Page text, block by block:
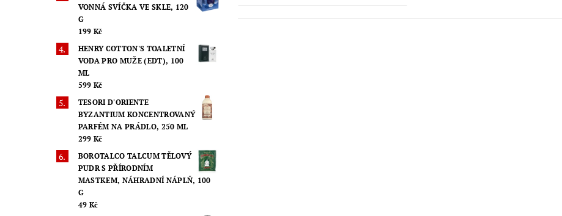
VONNÁ SVÍČKA VE SKLE, 120
G
199 Kč
HENRY COTTON'S TOALETNÍ
VODA PRO MUŽE (EDT), 100
ML
599 Kč
TESORI D'ORIENTE
BYZANTIUM KONCENTROVANÝ
PARFÉM NA PRÁDLO, 250 ML
299 Kč
BOROTALCO TALCUM TĚLOVÝ
PUDR S PŘÍRODNÍM
MASTKEM, NÁHRADNÍ NÁPLŇ, 100
G
49 Kč